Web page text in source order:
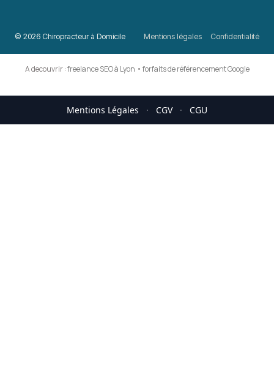
© 2026 Chiropracteur à Domicile Mentions légales Confidentialité
A decouvrir :freelance SEO à Lyon • forfaits de référencement Google
Mentions Légales · CGV · CGU